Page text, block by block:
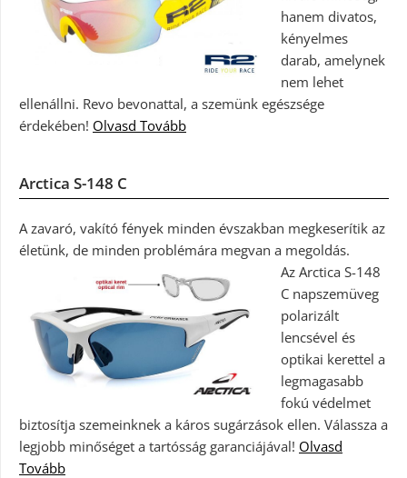
hanem divatos,
kényelmes
darab, amelynek
nem lehet
ellenállni. Revo bevonattal, a szemünk egészsége
érdekében! Olvasd Tovább
Arctica S-148 C
A zavaró, vakító fények minden évszakban megkeserítik az
életünk, de minden problémára megvan a megoldás.
Az Arctica S-148
C napszemüveg
polarizált
lencsével és
optikai kerettel a
legmagasabb
fokú védelmet
biztosítja szemeinknek a káros sugárzások ellen. Válassza a
legjobb minőséget a tartósság garanciájával! Olvasd
Tovább